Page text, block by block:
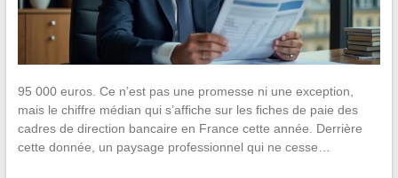
95 000 euros. Ce n’est pas une promesse ni une exception,
mais le chiffre médian qui s’affiche sur les fiches de paie des
cadres de direction bancaire en France cette année. Derrière
cette donnée, un paysage professionnel qui ne cesse…